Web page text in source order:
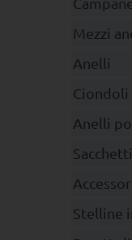
Mezzi
Anelli
Ciondoli
Anelli
Stelline